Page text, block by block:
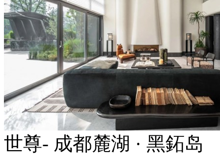
世尊- 成都麓湖 · 黑鉐岛